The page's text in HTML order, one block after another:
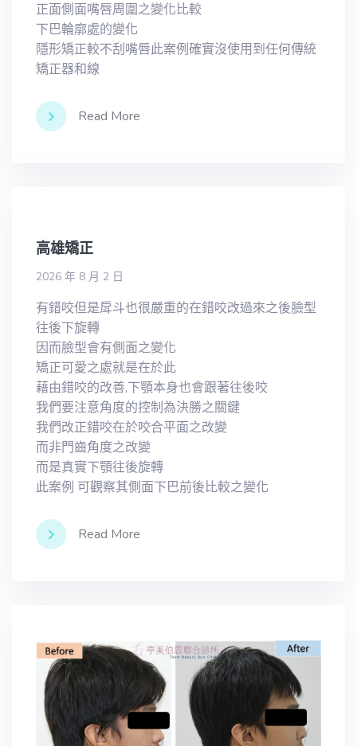
正面側面嘴唇周圍之變化比較
下巴輪廓處的變化
隱形矯正較不刮嘴唇此案例確實沒使用到任何傳統
矯正器和線
Read More
高雄矯正
2026 年 8 月 2 日
有錯咬但是戽斗也很嚴重的在錯咬改過來之後臉型
往後下旋轉
因而臉型會有側面之變化
矯正可愛之處就是在於此
藉由錯咬的改善,下顎本身也會跟著往後咬
我們要注意角度的控制為決勝之關鍵
我們改正錯咬在於咬合平面之改變
而非門齒角度之改變
而是真實下顎往後旋轉
此案例 可觀察其側面下巴前後比較之變化
Read More